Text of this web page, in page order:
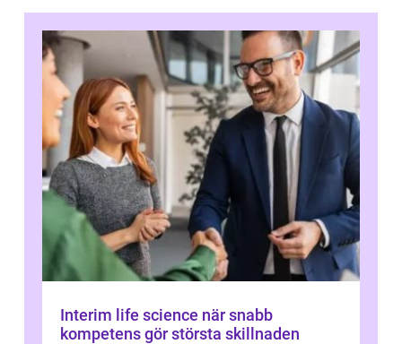
Interim life science när snabb
kompetens gör största skillnaden